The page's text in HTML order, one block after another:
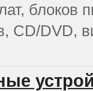
блоков
CD/DVD,